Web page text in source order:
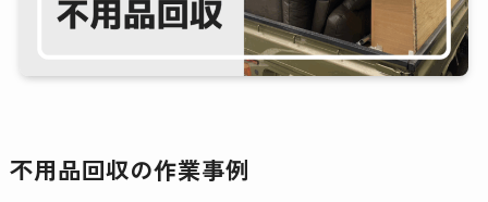
不用品回収の作業事例